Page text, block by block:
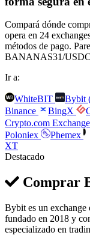
Compará dónde
opera en 24
métodos de pago.
BANANAS31/
Ir a:
WhiteBIT Bybit
Binance
BingX
Crypto.com Exchange
Poloniex
Phemex
XT
Destacado
Comprar
Bybit es un exchange
fundado en 2018 y
especializado en